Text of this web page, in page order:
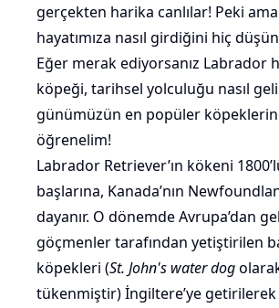
gerçekten harika canlılar! Peki
hayatımıza nasıl girdiğini hiç
Eğer merak ediyorsanız Labrador
köpeği, tarihsel yolculuğu nasıl
günümüzün en popüler
öğrenelim!
Labrador Retriever’ın kökeni
başlarına, Kanada’nın
dayanır. O dönemde Avrupa’dan
göçmenler tarafından yetiştirilen
köpekleri (St. John's water dog
tükenmiştir) İngiltere’ye